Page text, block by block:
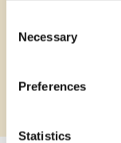
Selection
Necessary
Preferences
Statistics
Gnosjöandans
energihantering.